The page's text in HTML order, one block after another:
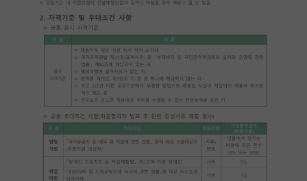
취업 게시판
임용 후기 게시판
PI 전용 게시판
인문사회 계열 게시판
특수/전문대학원 게시판
반도체/AI 게시판
장학금/장학생 게시판